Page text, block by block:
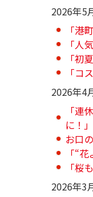
2026年5
「港
「人
「初
「コ
2026年4
「連
に！」
お口
「“
「桜
2026年3